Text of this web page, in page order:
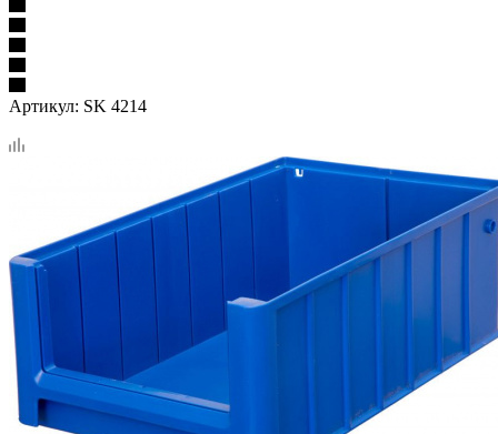
Артикул: SK 4214